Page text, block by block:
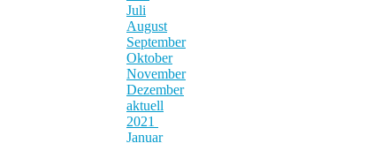
Juli
August
September
Oktober
November
Dezember
aktuell
2021
Januar